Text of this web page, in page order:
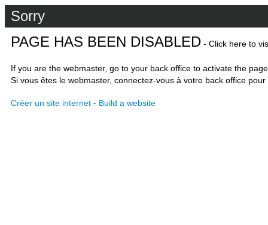
Sorry
PAGE HAS BEEN DISABLED - Click here to
If you are the webmaster, go to your back office to activate the
Si vous êtes le webmaster, connectez-vous à votre back office
Créer un site internet - Build a website